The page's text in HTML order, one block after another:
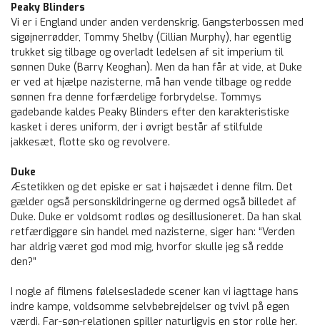
Peaky Blinders
Vi er i England under anden verdenskrig. Gangsterbossen med
sigøjnerrødder, Tommy Shelby (Cillian Murphy), har egentlig
trukket sig tilbage og overladt ledelsen af sit imperium til
sønnen Duke (Barry Keoghan). Men da han får at vide, at Duke
er ved at hjælpe nazisterne, må han vende tilbage og redde
sønnen fra denne forfærdelige forbrydelse. Tommys
gadebande kaldes Peaky Blinders efter den karakteristiske
kasket i deres uniform, der i øvrigt består af stilfulde
jakkesæt, flotte sko og revolvere.
Duke
Æstetikken og det episke er sat i højsædet i denne film. Det
gælder også personskildringerne og dermed også billedet af
Duke. Duke er voldsomt rodløs og desillusioneret. Da han skal
retfærdiggøre sin handel med nazisterne, siger han: “Verden
har aldrig været god mod mig, hvorfor skulle jeg så redde
den?”
I nogle af filmens følelsesladede scener kan vi iagttage hans
indre kampe, voldsomme selvbebrejdelser og tvivl på egen
værdi. Far-søn-relationen spiller naturligvis en stor rolle her.